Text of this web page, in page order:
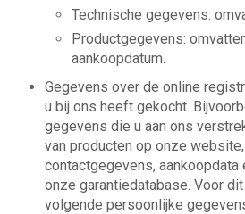
Technische gegevens:
Productgegevens:
aankoopdatum.
Gegevens over de online
u bij ons heeft gekocht.
gegevens die u aan ons
van producten op onze
contactgegevens, aankoopdata
onze garantiedatabase. Voor
volgende persoonlijke